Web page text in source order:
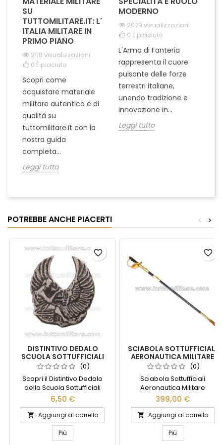
SU
TUTTOMILITARE.IT: L'
ITALIA MILITARE IN
PRIMO PIANO
2118 visualizzazioni
0 È piaciuto
Scopri come
acquistare materiale
militare autentico e di
qualità su
tuttomilitare.it con la
nostra guida
completa...
Leggi tutto
MODERNO
2079 visualizzazioni
0 È piaciuto
L'Arma di Fanteria
rappresenta il cuore
pulsante delle forze
terrestri italiane,
unendo tradizione e
innovazione in...
Leggi tutto
POTREBBE ANCHE PIACERTI >
<
DISTINTIVO DEDALO
SCUOLA SOTTUFFICIALI
AERONAUTICA
(0)
Scopri il Distintivo Dedalo
della Scuola Sottufficiali
Aeronautica, un simbolo di
eccellenza e orgoglio.
Realizzato con materiali di
alta qualità, questo distintivo
rappresenta l'impegno e la
dedizione dei futuri leader
6,50 €
 Aggiungi al carrello
Più
favorite_border
SCIABOLA SOTTUFFICIALI
AERONAUTICA MILITARE
(0)
Sciabola Sottufficiali
Aeronautica Militare
399,00 €
 Aggiungi al carrello
Più
favorite_border